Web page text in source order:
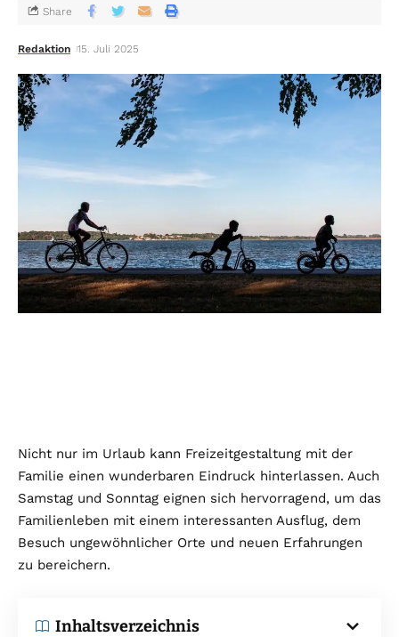
Redaktion 15. Juli 2025
Share
Nicht nur im Urlaub kann Freizeitgestaltung mit der
Familie einen wunderbaren Eindruck hinterlassen. Auch
Samstag und Sonntag eignen sich hervorragend, um das
Familienleben mit einem interessanten Ausflug, dem
Besuch ungewöhnlicher Orte und neuen Erfahrungen
zu bereichern.
Inhaltsverzeichnis